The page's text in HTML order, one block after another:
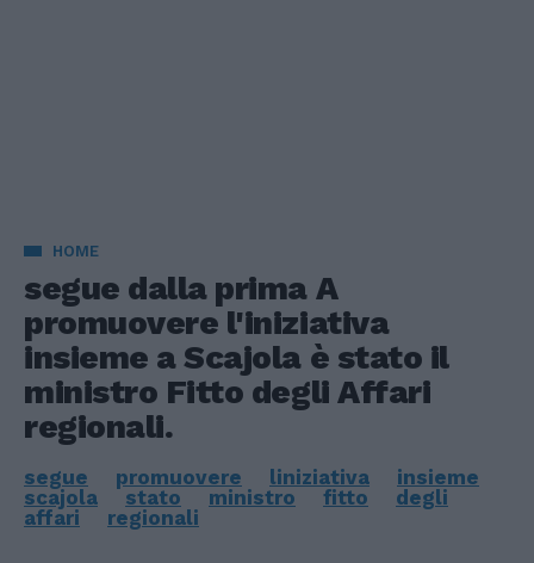
HOME
segue dalla prima A
promuovere l'iniziativa
insieme a Scajola è stato il
ministro Fitto degli Affari
regionali.
segue promuovere liniziativa
insieme
scajola
stato ministro fitto
degli
affari
regionali